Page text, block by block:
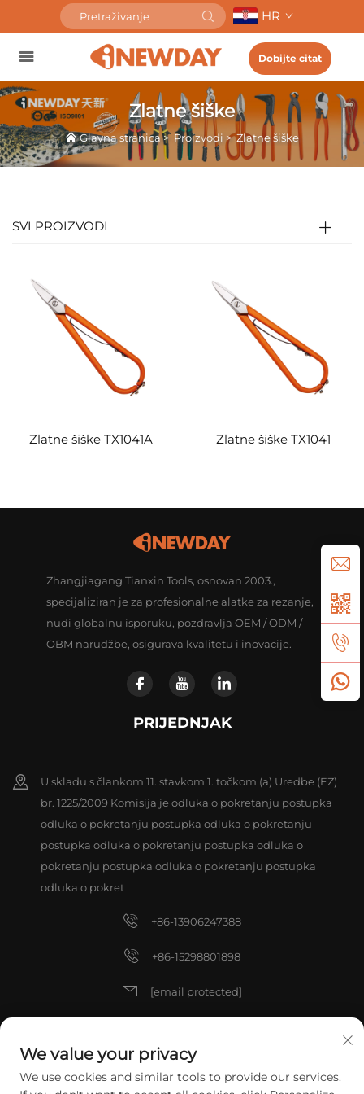
HR
Dobijte citat
Zlatne šiške
Glavna stranica> Proizvodi >Zlatne šiške
SVI PROIZVODI
Zlatne šiške TX1041A Zlatne šiške TX1041
Zhangjiagang Tianxin Tools, osnovan 2003.,
specijaliziran je za profesionalne alatke za rezanje,
nudi globalnu isporuku, pozdravlja OEM / ODM /
OBM narudžbe, osigurava kvalitetu i inovacije.
PRIJEDNJAK
U skladu s člankom 11. stavkom 1. točkom (a) Uredbe (EZ)
br. 1225/2009 Komisija je odluka o pokretanju postupka
odluka o pokretanju postupka odluka o pokretanju
postupka odluka o pokretanju postupka odluka o
pokretanju postupka odluka o pokretanju postupka
odluka o pokret
+86-13906247388
+86-15298801898
[email protected]
Autorska prava © 2025 China ZHANGJIAGANG TIANXIN TOOLS CO.,
We value your privacy
We use cookies and similar tools to provide our services.